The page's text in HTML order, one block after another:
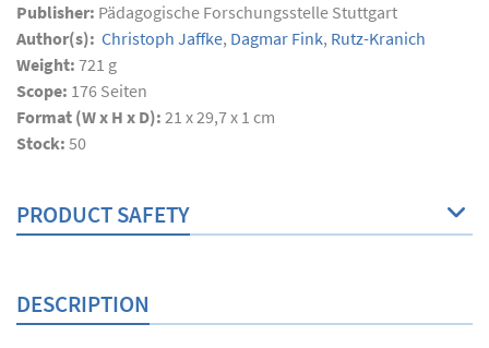
Publisher: Pädagogische Forschungsstelle Stuttgart
Author(s): Christoph Jaffke, Dagmar Fink, Rutz-Kranich
Weight: 721 g
Scope: 176 Seiten
Format (W x H x D): 21 x 29,7 x 1 cm
Stock: 50
PRODUCT SAFETY
DESCRIPTION